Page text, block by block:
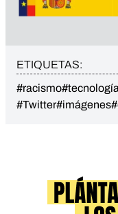
ETIQUETAS:
#racismo#tecnología
#Twitter#imágenes